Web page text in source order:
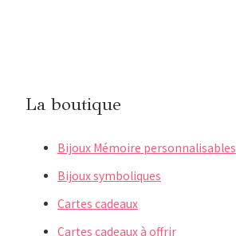
La boutique
Bijoux Mémoire personnalisables
Bijoux symboliques
Cartes cadeaux
Cartes cadeaux à offrir